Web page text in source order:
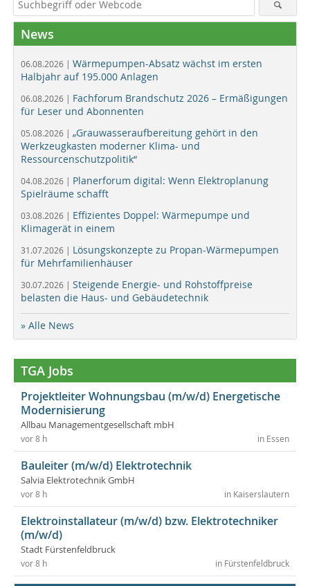
News
06.08.2026 | Wärmepumpen-Absatz wächst im ersten
Halbjahr auf 195.000 Anlagen
06.08.2026 | Fachforum Brandschutz 2026 – Ermäßigungen
für Leser und Abonnenten
05.08.2026 | „Grauwasseraufbereitung gehört in den
Werkzeugkasten moderner Klima- und
Ressourcenschutzpolitik“
04.08.2026 | Planerforum digital: Wenn Elektroplanung
Spielräume schafft
03.08.2026 | Effizientes Doppel: Wärmepumpe und
Klimagerät in einem
31.07.2026 | Lösungskonzepte zu Propan-Wärmepumpen
für Mehrfamilienhäuser
30.07.2026 | Steigende Energie- und Rohstoffpreise
belasten die Haus- und Gebäudetechnik
» Alle News
TGA Jobs
Projektleiter Wohnungsbau (m/w/d) Energetische
Modernisierung
Allbau Managementgesellschaft mbH
in Essen
vor 8 h
Bauleiter (m/w/d) Elektrotechnik
Salvia Elektrotechnik GmbH
in Kaiserslautern
vor 8 h
Elektroinstallateur (m/w/d) bzw. Elektrotechniker
(m/w/d)
Stadt Fürstenfeldbruck
in Fürstenfeldbruck
vor 8 h